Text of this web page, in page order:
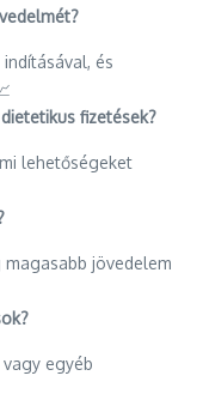
és
fizetések?
lehetőségeket
jövedelem
egyéb